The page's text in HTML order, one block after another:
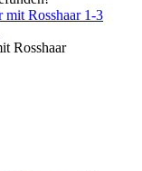
1-3
Rosshaar